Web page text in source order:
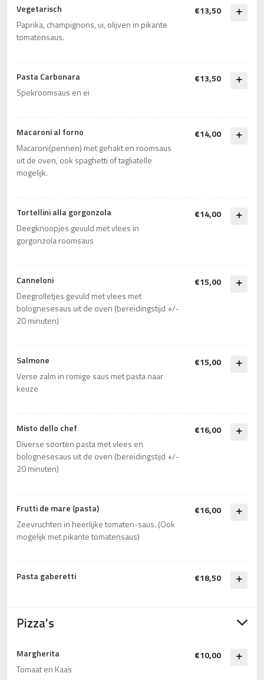
Vegetarisch
Paprika, champignons, ui, olijven in pikante
tomatensaus.
€13,50
Pasta Carbonara
Spekroomsaus en ei
€13,50
Macaroni al forno
Macaroni(pennen) met gehakt en roomsaus
uit de oven, ook spaghetti of tagliatelle
mogelijk.
€14,00
Tortellini alla gorgonzola
Deegknoopjes gevuld met vlees in
gorgonzola roomsaus
€14,00
Canneloni
Deegrolletjes gevuld met vlees met
bolognesesaus uit de oven (bereidingstijd +/-
20 minuten)
€15,00
Salmone
Verse zalm in romige saus met pasta naar
keuze
€15,00
Misto dello chef
Diverse soorten pasta met vlees en
bolognesesaus uit de oven (bereidingstijd +/-
20 minuten)
€16,00
Frutti de mare (pasta)
Zeevruchten in heerlijke tomaten-saus. (Ook
mogelijk met pikante tomatensaus)
€16,00
Pasta gaberetti €18,50
Pizza's
Margherita
Tomaat en Kaas
€10,00